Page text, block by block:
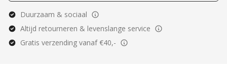
Duurzaam & sociaal
Altijd retourneren & levenslange service
Gratis verzending vanaf €40,-